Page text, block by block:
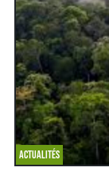
ACTUALITÉS